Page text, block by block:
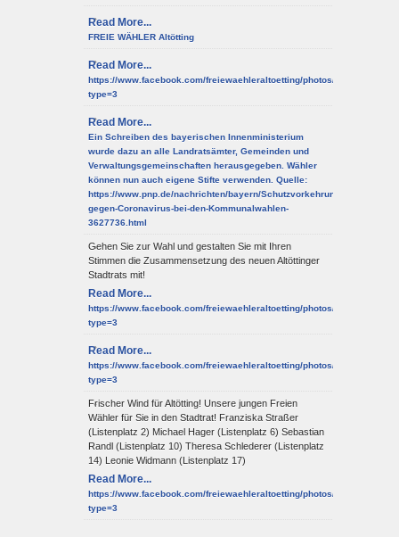
Read More...
FREIE WÄHLER Altötting
Read More...
https://www.facebook.com/freiewaehleraltoetting/photos/
type=3
Read More...
Ein Schreiben des bayerischen Innenministerium
wurde dazu an alle Landratsämter, Gemeinden und
Verwaltungsgemeinschaften herausgegeben. Wähler
können nun auch eigene Stifte verwenden. Quelle:
https://www.pnp.de/nachrichten/bayern/Schutzvorkehrungen-
gegen-Coronavirus-bei-den-Kommunalwahlen-
3627736.html
Gehen Sie zur Wahl und gestalten Sie mit Ihren
Stimmen die Zusammensetzung des neuen Altöttinger
Stadtrats mit!
Read More...
https://www.facebook.com/freiewaehleraltoetting/photos/
type=3
Read More...
https://www.facebook.com/freiewaehleraltoetting/photos/
type=3
Frischer Wind für Altötting! Unsere jungen Freien
Wähler für Sie in den Stadtrat! Franziska Straßer
(Listenplatz 2) Michael Hager (Listenplatz 6) Sebastian
Randl (Listenplatz 10) Theresa Schlederer (Listenplatz
14) Leonie Widmann (Listenplatz 17)
Read More...
https://www.facebook.com/freiewaehleraltoetting/photos/
type=3